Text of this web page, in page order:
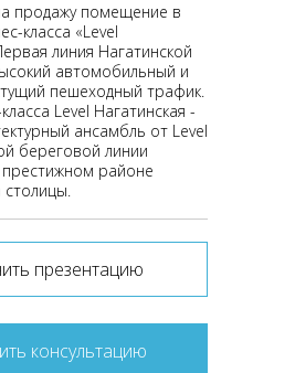
продажу помещение в
класса «Level
линия Нагатинской
автомобильный и
пешеходный трафик.
Level Нагатинская -
ансамбль от Level
береговой линии
районе
презентацию
консультацию